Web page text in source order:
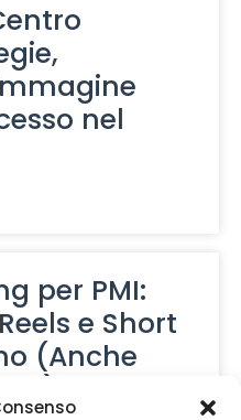
nel
per PMI:
e Short
(Anche